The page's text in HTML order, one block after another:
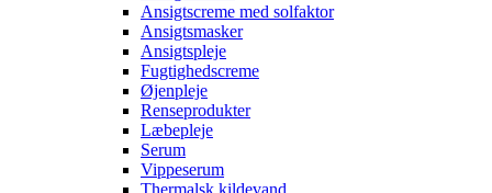
Ansigtscreme med solfaktor
Ansigtsmasker
Ansigtspleje
Fugtighedscreme
Øjenpleje
Renseprodukter
Læbepleje
Serum
Vippeserum
Thermalsk kildevand